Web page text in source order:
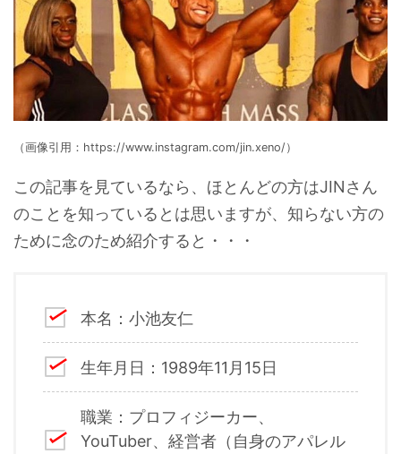
（画像引用：https://www.instagram.com/jin.xeno/）
この記事を見ているなら、ほとんどの方はJINさん
のことを知っているとは思いますが、知らない方の
ために念のため紹介すると・・・
本名：小池友仁
生年月日：1989年11月15日
職業：プロフィジーカー、
YouTuber、経営者（自身のアパレル